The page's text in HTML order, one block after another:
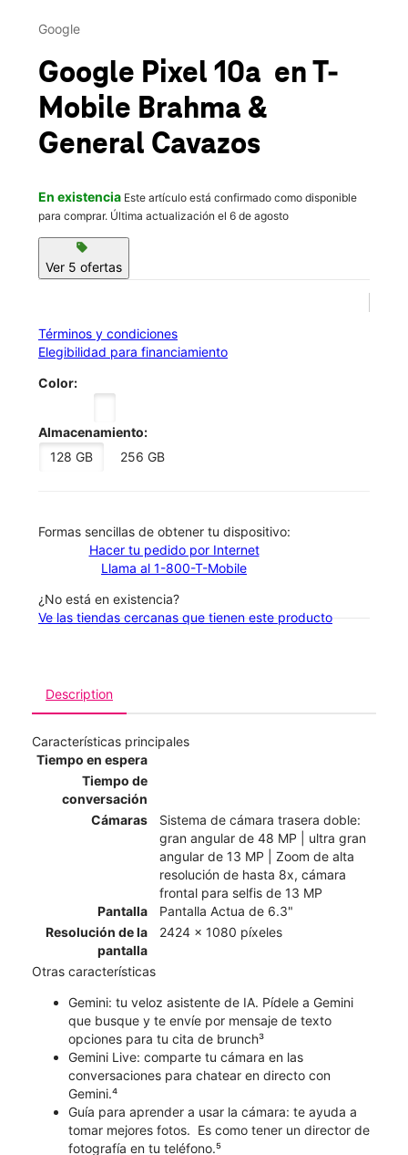
Mié.:
2730 S Brahma Blvd Ste 120 Kingsville, TX 78363
Google
Google Pixel 10a en T-
Mobile Brahma &
General Cavazos
En existencia Este artículo está confirmado como disponible
para comprar. Última actualización el 6 de agosto
sell
Ver 5 ofertas
Términos y condiciones
Elegibilidad para financiamiento
Color:
Almacenamiento:
128 GB
256 GB
​​​​​​​Formas sencillas de obtener tu dispositivo:
Hacer tu pedido por Internet
Llama al 1-800-T-Mobile
¿No está en existencia?
Ve las tiendas cercanas que tienen este producto
Description
Características principales
Tiempo en espera
Tiempo de
conversación
Cámaras
Sistema de cámara trasera doble:
gran angular de 48 MP | ultra gran
angular de 13 MP | Zoom de alta
resolución de hasta 8x, cámara
frontal para selfis de 13 MP
Pantalla
Pantalla Actua de 6.3"
Resolución de la
pantalla
2424 x 1080 píxeles
Otras características
Gemini: tu veloz asistente de IA. Pídele a Gemini
que busque y te envíe por mensaje de texto
opciones para tu cita de brunch³
Gemini Live: comparte tu cámara en las
conversaciones para chatear en directo con
Gemini.⁴
Guía para aprender a usar la cámara: te ayuda a
tomar mejores fotos. Es como tener un director de
fotografía en tu teléfono.⁵